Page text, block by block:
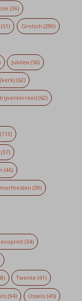
(36)
(51) Grolsch (290)
Jubilea (56)
(62)
(62)
(113)
(37)
(46)
(39)
(34)
Twente (41)
(94) Usselo (45)